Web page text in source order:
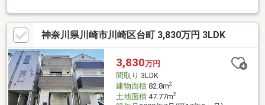
神奈川県川崎市川崎区台町 3,830万円 3LDK
3,830万円
間取り 3LDK
建物面積82.8m2
土地面積47.77m2